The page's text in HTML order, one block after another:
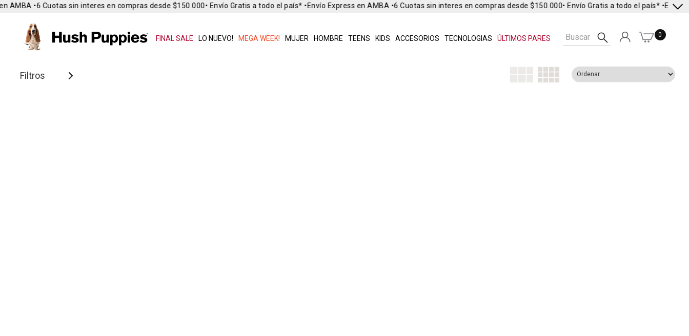
FINAL SALE LO NUEVO! MEGA WEEK! MUJER HOMBRE TEENS KIDS ACCESORIOS TECNOLOGIAS ÚLTIMOS PARES
AMBA • 6 Cuotas sin interes en compras desde $150.000• Envío Gratis a todo el país* • Envío Express en AMBA • 6 Cuotas sin interes en compras desde $150.000• Envío Gratis a todo el país* • Envío
0
Filtros